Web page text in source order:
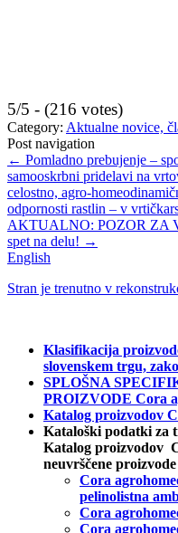
5/5 - (216 votes)
Category: Aktualne novice,
Post navigation
← Pomladno prebujenje –
samooskrbni pridelavi na
celostno, agro-
odpornosti rastlin – v
AKTUALNO: POZOR ZA
spet na delu! →
English
Stran je trenutno v
Klasifikacija
slovenskem trgu,
SPLOŠNA
PROIZVODE Cora
Katalog proizvodov
Kataloški podatki za
Katalog proizvodov
neuvrščene proizvode
Cora
pelinolistna
Cora
Cora